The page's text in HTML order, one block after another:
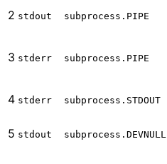
2 stdout subprocess.PIPE
3 stderr subprocess.PIPE
4 stderr subprocess.STDOUT
5 stdout subprocess.DEVNULL